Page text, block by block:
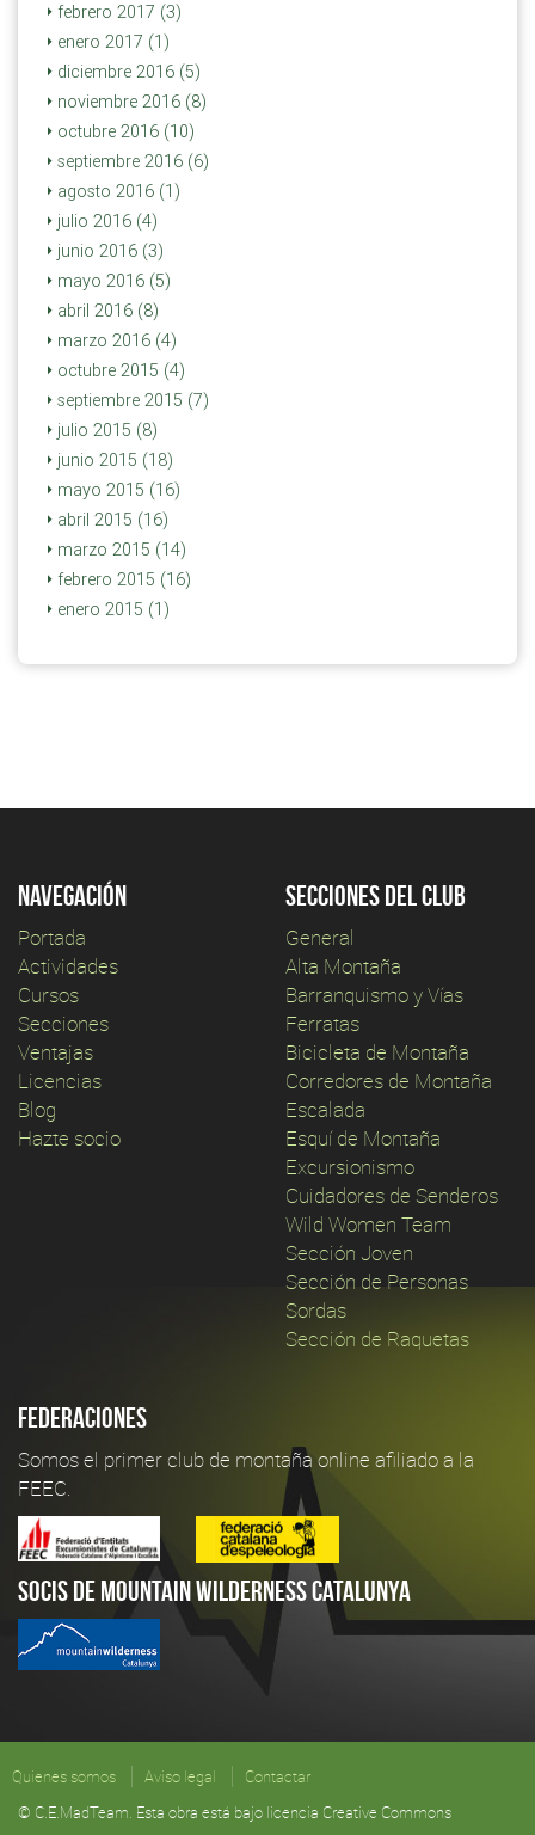
febrero 2017 (3)
enero 2017 (1)
diciembre 2016 (5)
noviembre 2016 (8)
octubre 2016 (10)
septiembre 2016 (6)
agosto 2016 (1)
julio 2016 (4)
junio 2016 (3)
mayo 2016 (5)
abril 2016 (8)
marzo 2016 (4)
octubre 2015 (4)
septiembre 2015 (7)
julio 2015 (8)
junio 2015 (18)
mayo 2015 (16)
abril 2015 (16)
marzo 2015 (14)
febrero 2015 (16)
enero 2015 (1)
Navegación
Portada
Actividades
Cursos
Secciones
Ventajas
Licencias
Blog
Hazte socio
Secciones del club
General
Alta Montaña
Barranquismo y Vías
Ferratas
Bicicleta de Montaña
Corredores de Montaña
Escalada
Esquí de Montaña
Excursionismo
Cuidadores de Senderos
Wild Women Team
Sección Joven
Sección de Personas
Sordas
Sección de Raquetas
Federaciones
Somos el primer club de montaña online afiliado a la
FEEC.
Socis de Mountain Wilderness Catalunya
Quienes somos Aviso legal
Contactar
© C.E.MadTeam. Esta obra está bajo licencia Creative Commons